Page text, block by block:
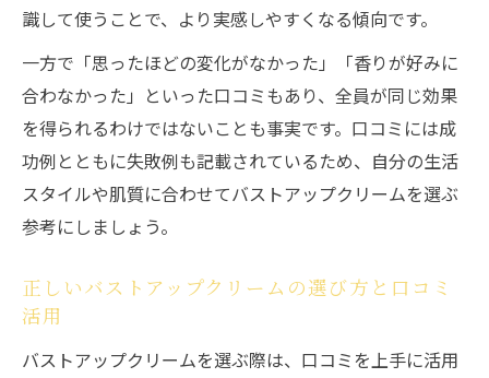
識して使うことで、より実感しやすくなる傾向です。
一方で「思ったほどの変化がなかった」「香りが好みに
合わなかった」といった口コミもあり、全員が同じ効果
を得られるわけではないことも事実です。口コミには成
功例とともに失敗例も記載されているため、自分の生活
スタイルや肌質に合わせてバストアップクリームを選ぶ
参考にしましょう。
正しいバストアップクリームの選び方と口コミ
活用
バストアップクリームを選ぶ際は、口コミを上手に活用